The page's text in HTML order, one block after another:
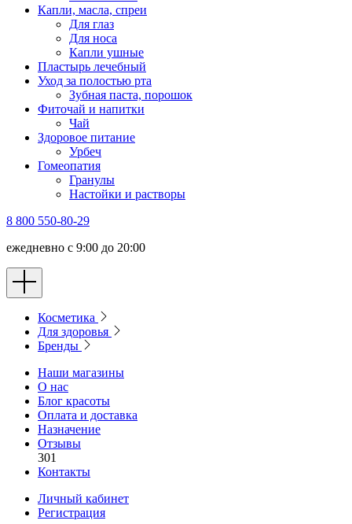
Капли, масла, спреи
Для глаз
Для носа
Капли ушные
Пластырь лечебный
Уход за полостью рта
Зубная паста, порошок
Фиточай и напитки
Чай
Здоровое питание
Урбеч
Гомеопатия
Гранулы
Настойки и растворы
8 800 550-80-29
ежедневно с 9:00 до 20:00
Косметика
Для здоровья
Бренды
Наши магазины
О нас
Блог красоты
Оплата и доставка
Назначение
Отзывы
301
Контакты
Личный кабинет
Регистрация